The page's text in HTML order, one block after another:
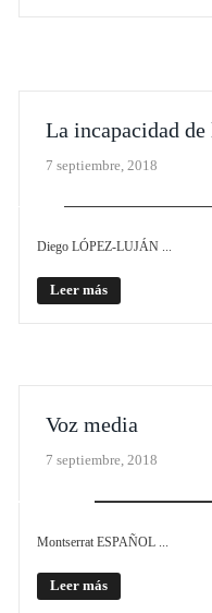
La incapacidad de
7 septiembre, 2018
Diego LÓPEZ-LUJÁN ...
Leer más
Voz media
7 septiembre, 2018
Montserrat ESPAÑOL ...
Leer más